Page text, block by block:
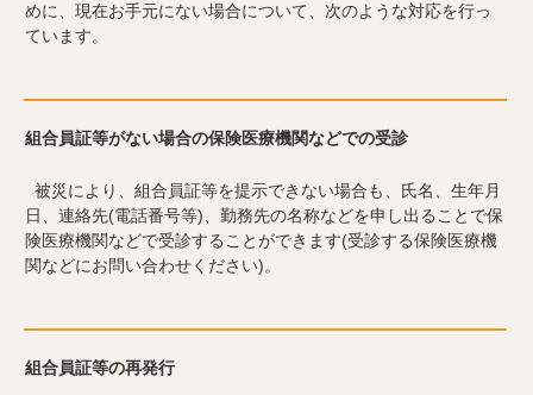
めに、現在お手元にない場合について、次のような対応を行っ
ています。
組合員証等がない場合の保険医療機関などでの受診
被災により、組合員証等を提示できない場合も、氏名、生年月
日、連絡先(電話番号等)、勤務先の名称などを申し出ることで保
険医療機関などで受診することができます(受診する保険医療機
関などにお問い合わせください)。
組合員証等の再発行